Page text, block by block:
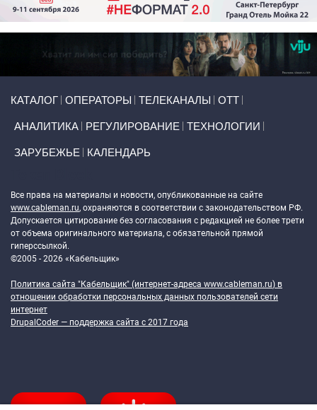
КАТАЛОГ ОПЕРАТОРЫ ТЕЛЕКАНАЛЫ ОТТ
АНАЛИТИКА РЕГУЛИРОВАНИЕ ТЕХНОЛОГИИ
ЗАРУБЕЖЬЕ КАЛЕНДАРЬ
Все права на материалы и новости, опубликованные на сайте
www.cableman.ru, охраняются в соответствии с законодательством РФ.
Допускается цитирование без согласования с редакцией не более трети
от объема оригинального материала, с обязательной прямой
гиперссылкой.
©2005 - 2026 «Кабельщик»
Политика сайта "Кабельщик" (интернет-адреса www.cableman.ru) в
отношении обработки персональных данных пользователей сети
интернет
DrupalCoder — поддержка сайта c 2017 года